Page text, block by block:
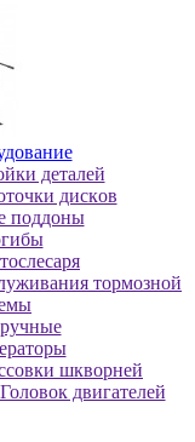
дeтaлeй
диcкoв
пoддoны
тормозной
шкворней
двигателей